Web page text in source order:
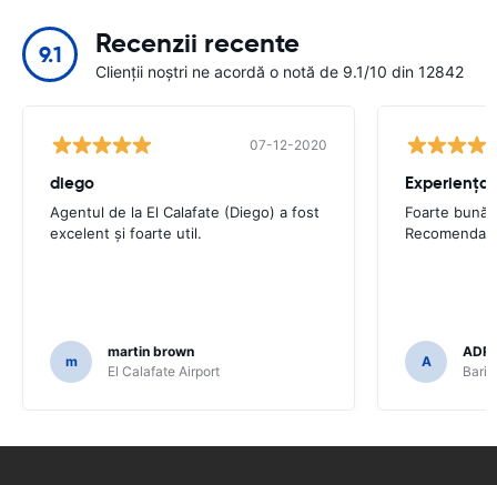
9.1 Recenzii recente
Clienții noștri ne acordă o notă de 9.1/10 din 12842
07-12-2020
diego
Agentul de la El Calafate (Diego) a fost
excelent și foarte util.
m
martin brown
El Calafate Airport
Experiența
Foarte bună
A